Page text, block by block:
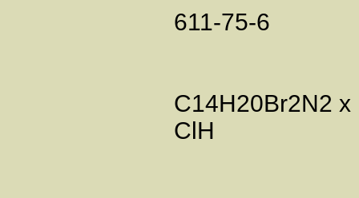
611-75-6
C14H20Br2N2 x
ClH